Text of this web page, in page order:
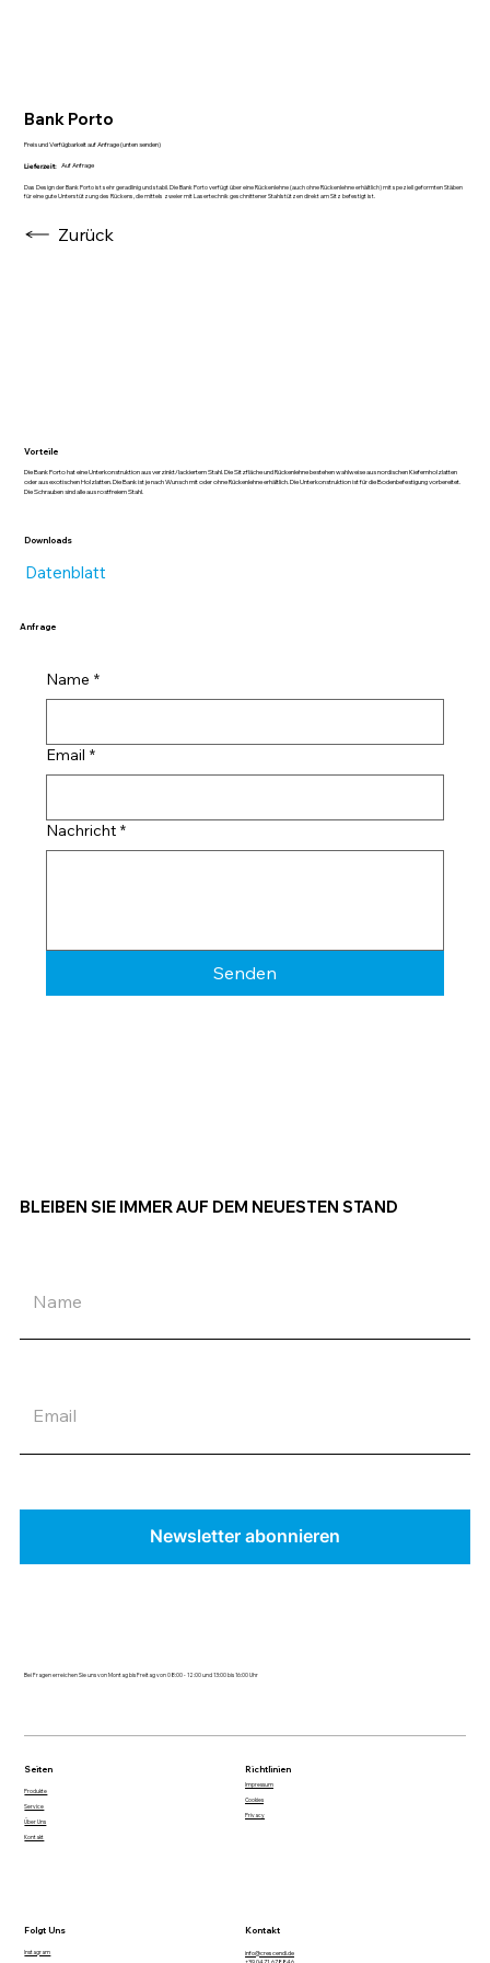
Bank Porto
Das Design der Bank Porto ist sehr geradlinig und stabil. Die Bank Porto verfügt über eine Rückenlehne (auch ohne Rückenlehne erhältlich) mit speziell geformten Stäben
für eine gute Unterstützung des Rückens, die mittels zweier mit Lasertechnik geschnittener Stahlstützen direkt am Sitz befestigt ist.
Zurück
Preis und Verfügbarkeit auf Anfrage (unten senden)
Lieferzeit: Auf Anfrage
Vorteile
Die Bank Porto hat eine Unterkonstruktion aus verzinkt/lackiertem Stahl. Die Sitzfläche und Rückenlehne bestehen wahlweise aus nordischen Kiefernholzlatten
oder aus exotischen Holzlatten. Die Bank ist je nach Wunsch mit oder ohne Rückenlehne erhältlich. Die Unterkonstruktion ist für die Bodenbefestigung vorbereitet.
Die Schrauben sind alle aus rostfreiem Stahl.
Downloads
Datenblatt
Anfrage
Name *
Email *
Nachricht *
Senden
Newsletter abonnieren
BLEIBEN SIE IMMER AUF DEM NEUESTEN STAND
Kontakt
info@crescendi.de
+39 0471 678846
Bei Fragen erreichen Sie uns von Montag bis Freitag von 08:00 - 12:00 und 13:00 bis 16:00 Uhr
Seiten
Produkte
Service
Über Uns
Kontakt
Richtlinien
Impressum
Cookies
Privacy
Folgt Uns
Instagram